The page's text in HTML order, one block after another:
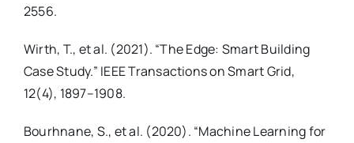
2556.
Wirth, T., et al. (2021). “The Edge: Smart Building
Case Study.” IEEE Transactions on Smart Grid,
12(4), 1897–1908.
Bourhnane, S., et al. (2020). “Machine Learning for